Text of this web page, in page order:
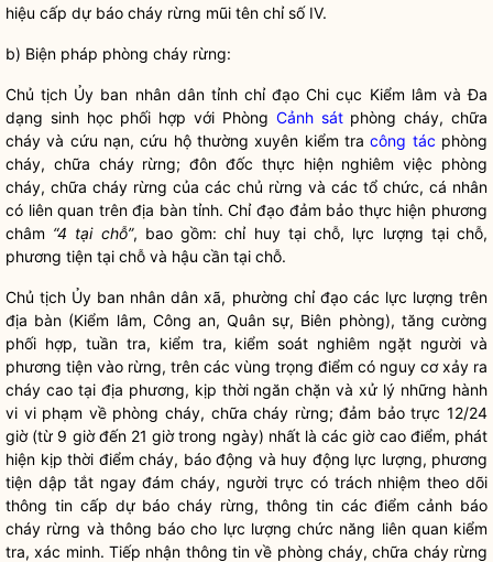
hiệu cấp dự báo cháy rừng mũi tên chỉ số IV.
b) Biện pháp phòng cháy rừng:
Chủ tịch Ủy ban nhân dântỉnhchỉ đạo Chi cục Kiểm lâm và Đa
dạng sinh học phối hợp với Phòng Cảnh sátphòng cháy, chữa
cháy và cứu nạn, cứu hộ thường xuyên kiểm tracông tác phòng
cháy, chữa cháy rừng; đôn đốc thực hiện nghiêm việc phòng
cháy, chữa cháy rừng của các chủ rừng và các tổ chức, cá nhân
có liên quan trênđịa bàn tỉnh.Chỉ đạođảm bảo thực hiện phương
châm “4 tại chỗ”, bao gồm:chỉ huytại chỗ, lực lượng tại chỗ,
phương tiện tại chỗ và hậu cần tại chỗ.
Chủ tịch Ủy ban nhân dân xã, phường chỉ đạocác lực lượng trên
địa bàn (Kiểm lâm, Công an, Quân sự, Biên phòng), tăng cường
phối hợp, tuần tra, kiểm tra, kiểm soát nghiêm ngặt người và
phương tiện vào rừng, trên các vùng trọng điểm có nguy cơ xảy ra
cháy cao tại địa phương, kịp thời ngăn chặn và xử lý những hành
vi vi phạm về phòng cháy, chữa cháy rừng; đảm bảo trực 12/24
giờ (từ 9 giờ đến 21 giờ trong ngày) nhất là các giờ cao điểm, phát
hiện kịp thời điểm cháy, báo động và huy động lực lượng, phương
tiện dập tắt ngay đám cháy, người trực có trách nhiệm theo dõi
thông tin cấp dự báo cháy rừng, thông tin các điểm cảnh báo
cháy rừng và thông báo cho lực lượng chức năng liên quan kiểm
tra, xác minh. Tiếp nhận thông tin về phòng cháy, chữa cháy rừng